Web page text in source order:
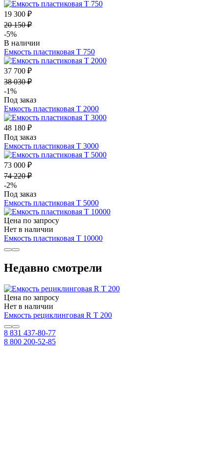
19 300 ₽
20 150 ₽
-5%
В наличии
Емкость пластиковая Т 750
37 700 ₽
38 030 ₽
-1%
Под заказ
Емкость пластиковая Т 2000
48 180 ₽
Под заказ
Емкость пластиковая Т 3000
73 000 ₽
74 220 ₽
-2%
Под заказ
Емкость пластиковая Т 5000
Цена по запросу
Нет в наличии
Емкость пластиковая Т 10000
Недавно смотрели
Цена по запросу
Нет в наличии
Емкость рециклинговая R T 200
8 831 437-80-77
8 800 200-52-85